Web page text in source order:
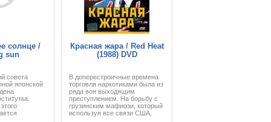
солнце /
sun
совета
японской
Красная жара / Red Heat
(1988) DVD
В доперестроичные времена
торговля наркотиками была из
ряда вон выходящим
преступлением. На борьбу с
грузинским мафиози, который
используя все связи США,